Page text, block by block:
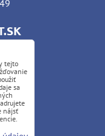
tejto
sa
nájsť